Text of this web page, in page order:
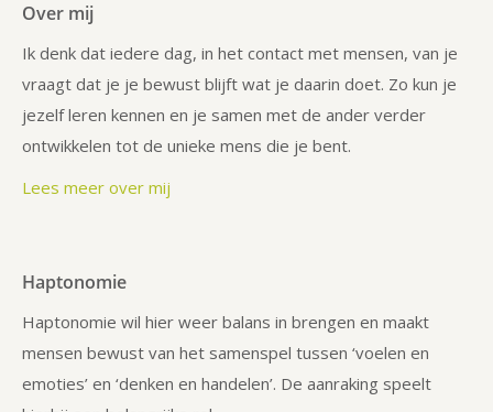
Over mij
Ik denk dat iedere dag, in het contact met mensen, van je
vraagt dat je je bewust blijft wat je daarin doet. Zo kun je
jezelf leren kennen en je samen met de ander verder
ontwikkelen tot de unieke mens die je bent.
Lees meer over mij
Haptonomie
Haptonomie wil hier weer balans in brengen en maakt
mensen bewust van het samenspel tussen ‘voelen en
emoties’ en ‘denken en handelen’. De aanraking speelt